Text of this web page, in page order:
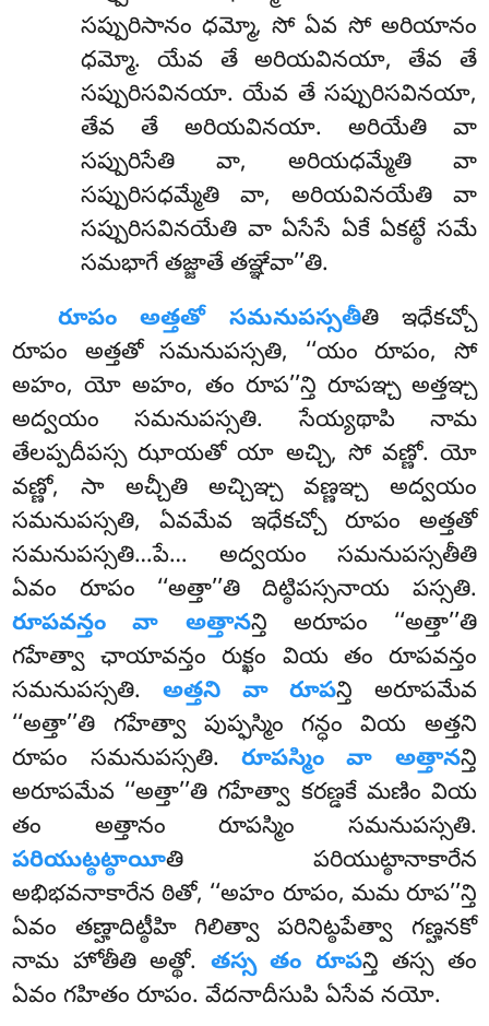
సప్పురిసానం ధమ్మో, సో ఏవ సో అరియానం
ధమ్మో. యేవ తే అరియవినయా, తేవ తే
సప్పురిసవినయా. యేవ తే సప్పురిసవినయా,
తేవ తే అరియవినయా. అరియేతి వా
సప్పురిసేతి వా, అరియధమ్మేతి వా
సప్పురిసధమ్మేతి వా, అరియవినయేతి వా
సప్పురిసవినయేతి వా ఏసేసే ఏకే ఏకట్ఠే సమే
సమభాగే తజ్జాతే తఞ్ఞేవా’’తి.
రూపం అత్తతో సమనుపస్సతీతి ఇధేకచ్చో
రూపం అత్తతో సమనుపస్సతి, ‘‘యం రూపం, సో
అహం, యో అహం, తం రూప’’న్తి రూపఞ్చ అత్తఞ్చ
అద్వయం సమనుపస్సతి. సేయ్యథాపి నామ
తేలప్పదీపస్స ఝాయతో యా అచ్చి, సో వణ్ణో. యో
వణ్ణో, సా అచ్చీతి అచ్చిఞ్చ వణ్ణఞ్చ అద్వయం
సమనుపస్సతి, ఏవమేవ ఇధేకచ్చో రూపం అత్తతో
సమనుపస్సతి…పే… అద్వయం సమనుపస్సతీతి
ఏవం రూపం ‘‘అత్తా’’తి దిట్ఠిపస్సనాయ పస్సతి.
రూపవన్తం వా అత్తానన్తి అరూపం ‘‘అత్తా’’తి
గహేత్వా ఛాయావన్తం రుక్ఖం వియ తం రూపవన్తం
సమనుపస్సతి. అత్తని వా రూపన్తి అరూపమేవ
‘‘అత్తా’’తి గహేత్వా పుప్ఫస్మిం గన్ధం వియ అత్తని
రూపం సమనుపస్సతి. రూపస్మిం వా అత్తానన్తి
అరూపమేవ ‘‘అత్తా’’తి గహేత్వా కరణ్డకే మణిం వియ
తం అత్తానం రూపస్మిం సమనుపస్సతి.
పరియుట్ఠట్ఠాయీతి పరియుట్ఠానాకారేన
అభిభవనాకారేన ఠితో, ‘‘అహం రూపం, మమ రూప’’న్తి
ఏవం తణ్హాదిట్ఠీహి గిలిత్వా పరినిట్ఠపేత్వా గణ్హనకో
నామ హోతీతి అత్థో. తస్స తం రూపన్తి తస్స తం
ఏవం గహితం రూపం. వేదనాదీసుపి ఏసేవ నయో.